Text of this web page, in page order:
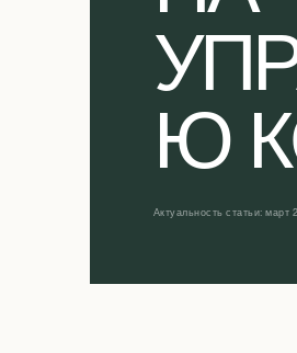
Ю
Актуальность статьи: март